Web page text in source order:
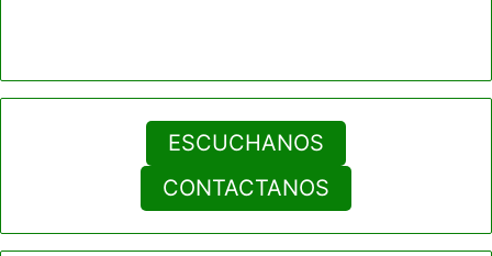
ESCUCHANOS
CONTACTANOS